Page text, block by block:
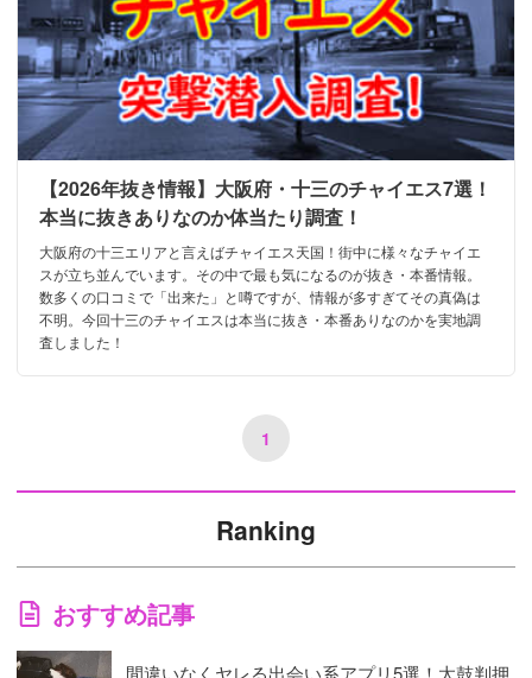
【2026年抜き情報】大阪府・十三のチャイエス7選！
本当に抜きありなのか体当たり調査！
大阪府の十三エリアと言えばチャイエス天国！街中に様々なチャイエ
スが立ち並んでいます。その中で最も気になるのが抜き・本番情報。
数多くの口コミで「出来た」と噂ですが、情報が多すぎてその真偽は
不明。今回十三のチャイエスは本当に抜き・本番ありなのかを実地調
査しました！
1
Ranking
おすすめ記事
間違いなくヤレる出会い系アプリ5選！太鼓判押